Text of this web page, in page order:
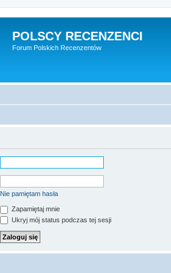
POLSCY RECENZENCI
Forum Polskich Recenzentów
Nie pamiętam hasła
Zapamiętaj mnie
Ukryj mój status podczas tej sesji